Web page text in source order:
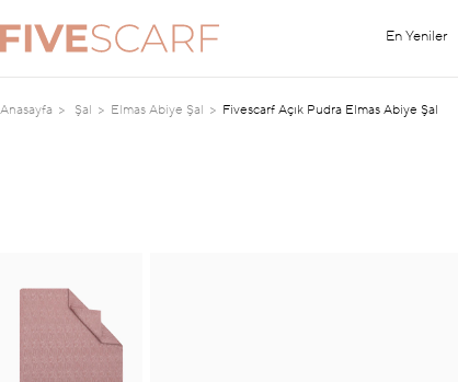
En Yeniler
Anasayfa Şal Elmas Abiye Şal Fivescarf Açık Pudra Elmas Abiye Şal